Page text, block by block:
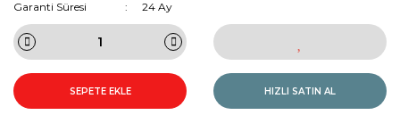
Garanti Süresi
24 Ay
SEPETE EKLE HIZLI SATIN AL